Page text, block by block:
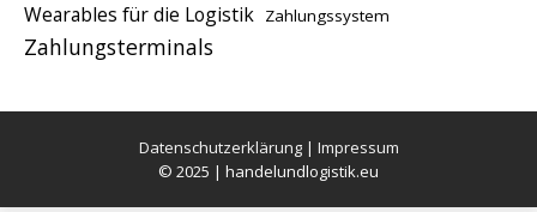
Wearables für die Logistik Zahlungssystem
Zahlungsterminals
Datenschutzerklärung| Impressum
© 2025 | handelundlogistik.eu